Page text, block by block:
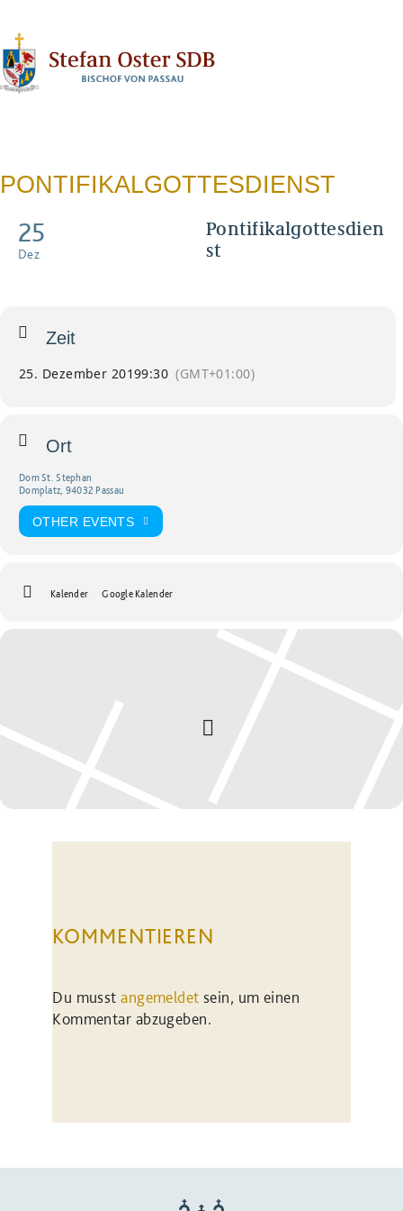
PONTIFIKALGOTTESDIENST
25
Dez
Pontifikalgottesdien
st
Zeit
25. Dezember 20199:30 (GMT+01:00)
Ort
Dom St. Stephan
Domplatz, 94032 Passau
OTHER EVENTS
Kalender Google Kalender
KOMMENTIEREN
Du musstangemeldet sein, um einen
Kommentar abzugeben.